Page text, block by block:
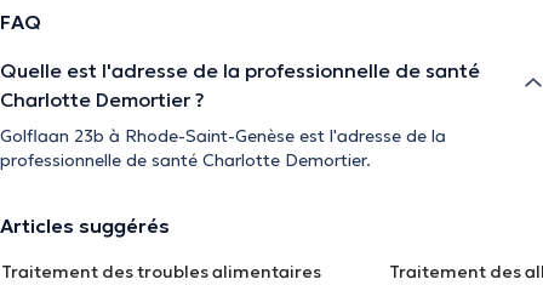
FAQ
Quelle est l'adresse de la professionnelle de santé
Charlotte Demortier ?
Golflaan 23b à Rhode-Saint-Genèse est l'adresse de la
professionnelle de santé Charlotte Demortier.
Articles suggérés
Traitement des troubles alimentaires
Traitement des